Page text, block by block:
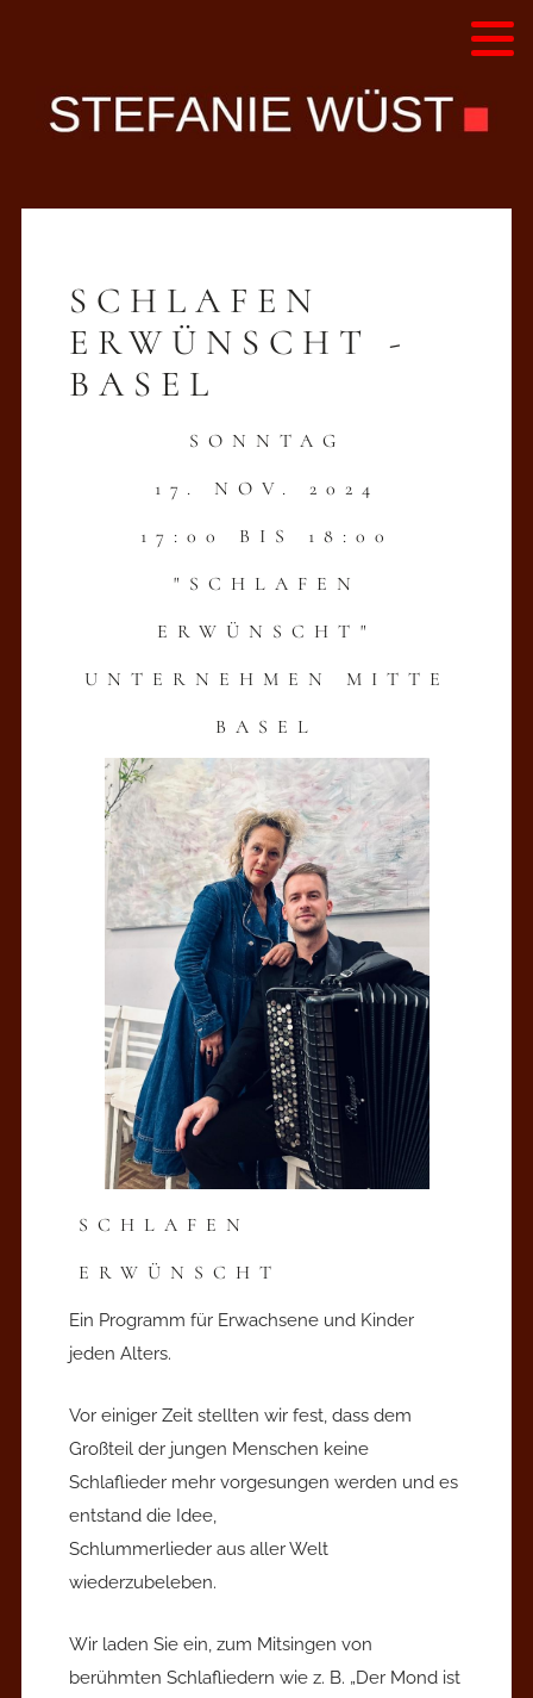
SCHLAFEN
ERWÜNSCHT -
BASEL
SONNTAG
17. NOV. 2024
17:00 BIS 18:00
"SCHLAFEN
ERWÜNSCHT"
UNTERNEHMEN MITTE
BASEL
SCHLAFEN
ERWÜNSCHT
Ein Programm für Erwachsene und Kinder
jeden Alters.
Vor einiger Zeit stellten wir fest, dass dem
Großteil der jungen Menschen keine
Schlaflieder mehr vorgesungen werden und es
entstand die Idee,
Schlummerlieder aus aller Welt
wiederzubeleben.
Wir laden Sie ein, zum Mitsingen von
berühmten Schlafliedern wie z. B. „Der Mond ist
Alle Programme - Liste
Diskografie
Presse